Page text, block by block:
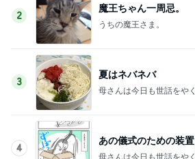
2
魔王ちゃん一周忌。
うちの魔王さま。
3
夏はネバネバ
母さんは今日も世話をやく
4
あの儀式のための装置
母さんは今日も世話をやく